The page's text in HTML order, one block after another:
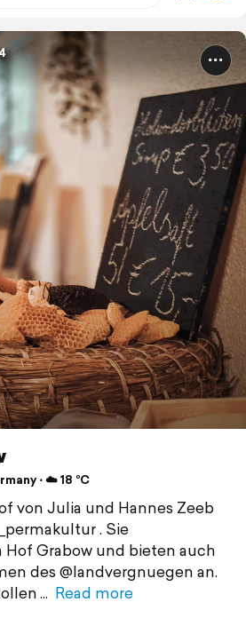
⋅ ☁️ 18 °C
von Julia und Hannes Zeeb
. Sie
Grabow und bieten auch
des @landvergnuegen an.
Read more